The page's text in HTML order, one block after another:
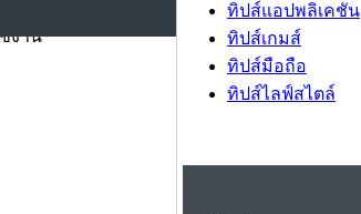
ทิปส์แอปพลิเคชัน
ทิปส์เกมส์
ทิปส์มือถือ
ทิปส์ไลฟ์สไตล์